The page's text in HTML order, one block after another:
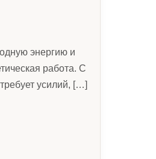
энергию и
работа. С
усилий, […]